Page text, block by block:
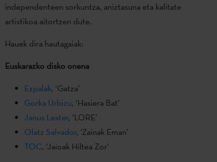
independenteen sorkuntza, aniztasuna eta kalitate
artistikoa aitortzen dute.
Hauek dira hautagaiak:
Euskarazko disko onena
Ezpalak, ‘Gatza’
Gorka Urbizu, ‘Hasiera Bat’
Janus Lester, ‘LORE’
Olatz Salvador, ‘Zainak Eman’
TOC, ‘Jaioak Hiltea Zor’